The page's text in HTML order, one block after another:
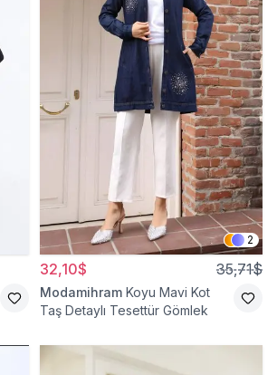
2
32,10$ 35,71$
Modamihram Koyu Mavi Kot
Taş Detaylı Tesettür Gömlek